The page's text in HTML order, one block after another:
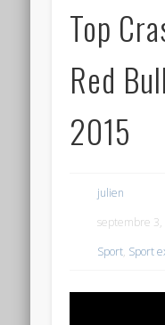
Top
Red
2015
julien
septembre 3,
Sport, Sport